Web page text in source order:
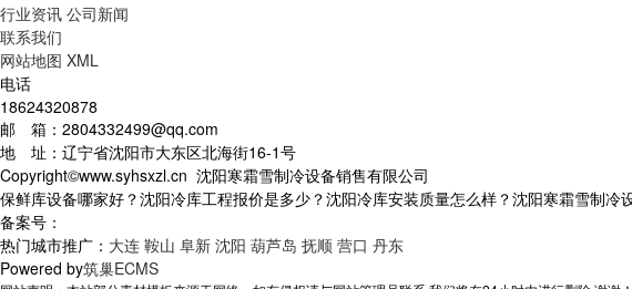
行业资讯 公司新闻
联系我们
网站地图 XML
电话
18624320878
邮 箱：2804332499@qq.com
地 址：辽宁省沈阳市大东区北海街16-1号
Copyright©www.syhsxzl.cn 沈阳寒霜雪制冷设备销售有限公司
保鲜库设备哪家好？沈阳冷库工程报价是多少？沈阳冷库安装质量怎么样？沈阳寒霜雪制
备案号：
热门城市推广： 大连 鞍山 阜新 沈阳 葫芦岛 抚顺 营口 丹东
Powered by筑巢ECMS